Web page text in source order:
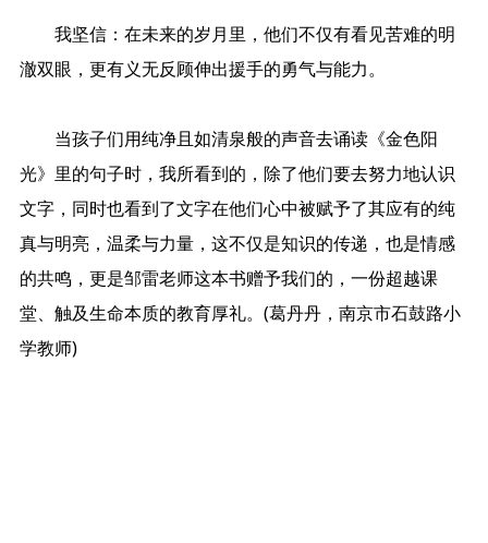
我坚信：在未来的岁月里，他们不仅有看见苦难的明
澈双眼，更有义无反顾伸出援手的勇气与能力。
当孩子们用纯净且如清泉般的声音去诵读《金色阳
光》里的句子时，我所看到的，除了他们要去努力地认识
文字，同时也看到了文字在他们心中被赋予了其应有的纯
真与明亮，温柔与力量，这不仅是知识的传递，也是情感
的共鸣，更是邹雷老师这本书赠予我们的，一份超越课
堂、触及生命本质的教育厚礼。(葛丹丹，南京市石鼓路小
学教师)